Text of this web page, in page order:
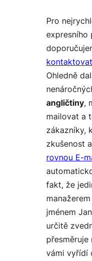
Pro
expresního
Ohledně
angličtiny,
mailovat a
zákazníky,
zkušenost a
rovnou E-
fakt, že
jménem
určitě
vámi vyřídí